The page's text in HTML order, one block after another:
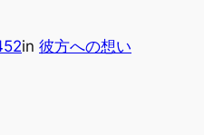
in 彼方への想い